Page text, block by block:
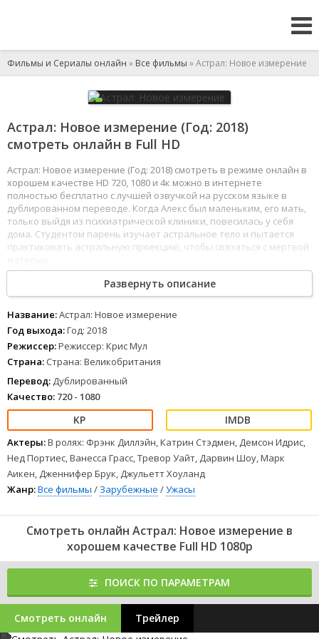
Фильмы и Сериалы онлайн » Все фильмы » Астрал: Новое измерение
Астрал: Новое измерение (Год: 2018)
смотреть онлайн в Full HD
Астрал: Новое измерение (Год: 2018) смотреть в режиме онлайн в
хорошем качестве HD 720, 1080 и 4к можно в интернете
полностью бесплатно с лучшей озвучкой на русском языке в
дублированном переводе. Когда Алекс был маленьким, его мать,
только выйдя из психиатрической клиники, повесилась у себя
дома. Студентом парень изучает астральное тело и пытается
практиковать астральную проекцию, чтобы связаться с мёртвой
12345 678
Развернуть описание
Название:Астрал: Новое измерение
Год выхода:Год: 2018
Режиссер:Режиссер: Крис Мул
Страна: Страна: Великобритания
Перевод: Дублированный
Качество: 720 - 1080
Актеры:В ролях: Фрэнк Диллэйн, Катрин Стэдмен, Демсон Идрис,
Нед Портиес, Ванесса Грасс, Тревор Уайт, Дарвин Шоу, Марк
Аикен, Дженнифер Брук, Джульетт Хоуланд
Жанр:Все фильмы / Зарубежные /Ужасы
Смотреть онлайн Астрал: Новое измерение в
хорошем качестве Full HD 1080p
ПОИСК ПО ПАРАМЕТРАМ
Смотреть онлайн Трейлер